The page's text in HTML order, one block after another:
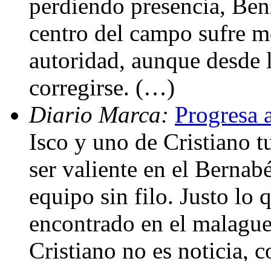
perdiendo presencia,
centro del campo sufre
autoridad, aunque
corregirse. (…)
Diario Marca: Progresa
Isco y uno de Cristiano
ser valiente en el
equipo sin filo. Justo lo
encontrado en el
Cristiano no es noticia,